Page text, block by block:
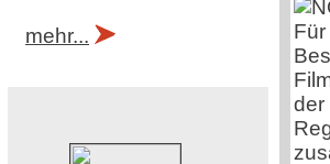
mehr...
der